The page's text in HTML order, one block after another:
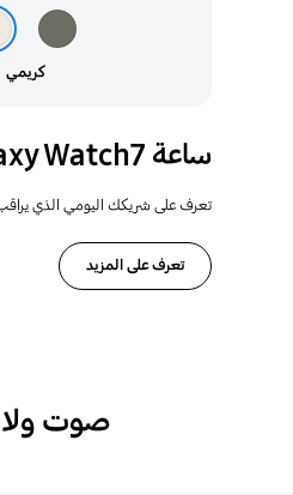
ساعة Galaxy Watch7
تعرف على شريكك اليومي الذي
تعرف على المزيد
كريمي
صوت ولا